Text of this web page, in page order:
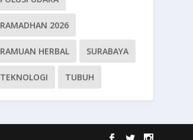
RAMADHAN 2026
RAMUAN HERBAL SURABAYA
TEKNOLOGI TUBUH